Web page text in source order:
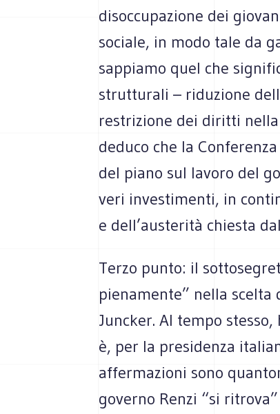
disoccupazione dei
sociale, in modo tale da
sappiamo quel che
strutturali – riduzione
restrizione dei diritti
deduco che la
del piano sul lavoro del
veri investimenti, in
e dell’austerità chiesta
Terzo punto: il
pienamente” nella scelta
Juncker. Al tempo
è, per la presidenza
affermazioni sono
governo Renzi “si